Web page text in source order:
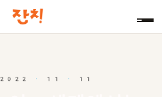
2022 · 11 · 11